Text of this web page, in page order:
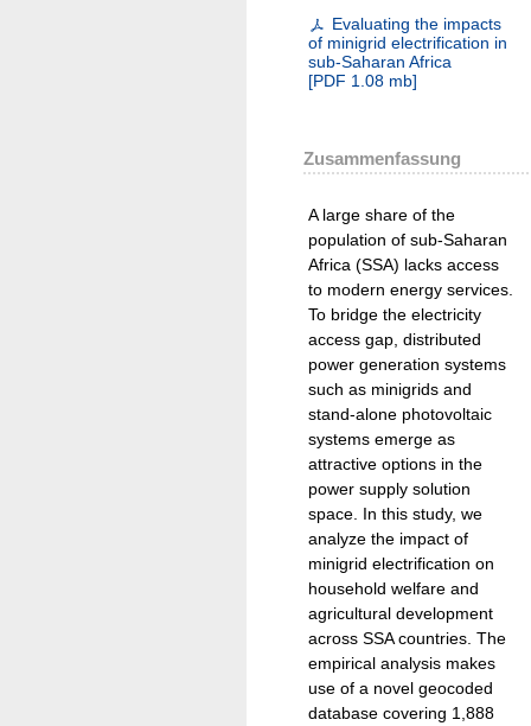
Evaluating the impacts
of minigrid electrification in
sub-Saharan Africa
[PDF 1.08 mb]
Zusammenfassung
A large share of the
population of sub-Saharan
Africa (SSA) lacks access
to modern energy services.
To bridge the electricity
access gap, distributed
power generation systems
such as minigrids and
stand-alone photovoltaic
systems emerge as
attractive options in the
power supply solution
space. In this study, we
analyze the impact of
minigrid electrification on
household welfare and
agricultural development
across SSA countries. The
empirical analysis makes
use of a novel geocoded
database covering 1,888